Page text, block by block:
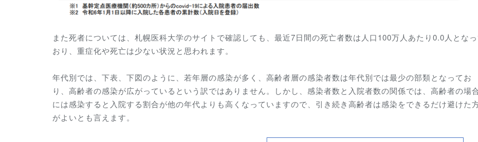
また死者については、札幌医科大学のサイトで確認しても、最近7日間の死亡者数は人口100万人あたり0.0人となっ
おり、重症化や死亡は少ない状況と思われます。
年代別では、下表、下図のように、若年層の感染が多く、高齢者層の感染者数は年代別では最少の部類となってお
り、高齢者の感染が広がっているという訳ではありません。しかし、感染者数と入院者数の関係では、高齢者の場
には感染すると入院する割合が他の年代よりも高くなっていますので、引き続き高齢者は感染をできるだけ避けた
がよいとも言えます。